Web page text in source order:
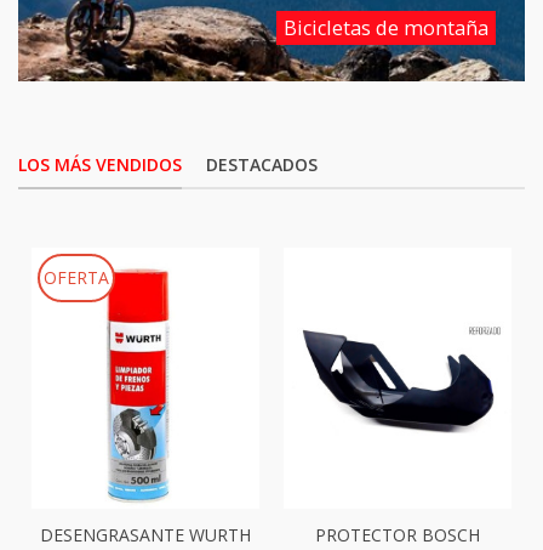
Bicicletas de montaña
LOS MÁS VENDIDOS DESTACADOS
OFERTA
DESENGRASANTE WURTH
PROTECTOR BOSCH